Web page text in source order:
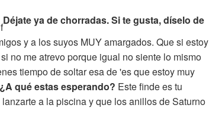
Déjate ya de chorradas. Si te gusta, díselo de
y a los suyos MUY amargados. Que si estoy
no me atrevo porque igual no siente lo mismo
tiempo de soltar esa de 'es que estoy muy
¿A qué estas esperando? Este finde es tu
a la piscina y que los anillos de Saturno